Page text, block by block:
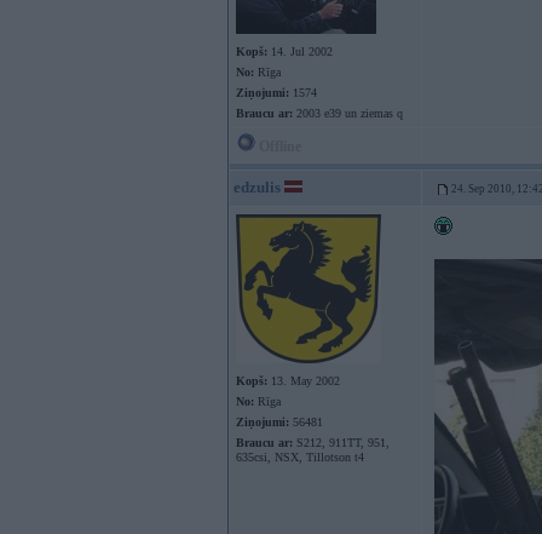
Kopš: 14. Jul 2002
No: Rīga
Ziņojumi: 1574
Braucu ar: 2003 e39 un ziemas q
edzulis 24. Sep 2010,
Kopš: 13. May 2002
No: Rīga
Ziņojumi: 56481
Braucu ar: S212, 911TT, 951,
635csi, NSX, Tillotson t4